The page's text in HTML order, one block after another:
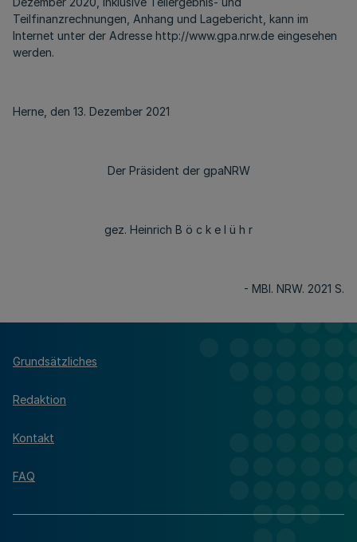
Teilfinanzrechnungen, Anhang und Lagebericht, kann im
Internet unter der Adresse http://www.gpa.nrw.de eingesehen
werden.
Herne, den 13. Dezember 2021
Der Präsident der gpaNRW
gez. Heinrich B ö c k e l ü h r
- MBl. NRW. 2021 S.
Grundsätzliches
Redaktion
Kontakt
FAQ